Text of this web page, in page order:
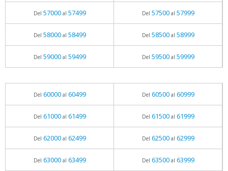
Del 57000al 57499 Del 57500al 57999
Del 58000al 58499 Del 58500al 58999
Del 59000al 59499 Del 59500al 59999
Del 60000al 60499 Del 60500al 60999
Del 61000al 61499 Del 61500al 61999
Del 62000al 62499 Del 62500al 62999
Del 63000al 63499 Del 63500al 63999